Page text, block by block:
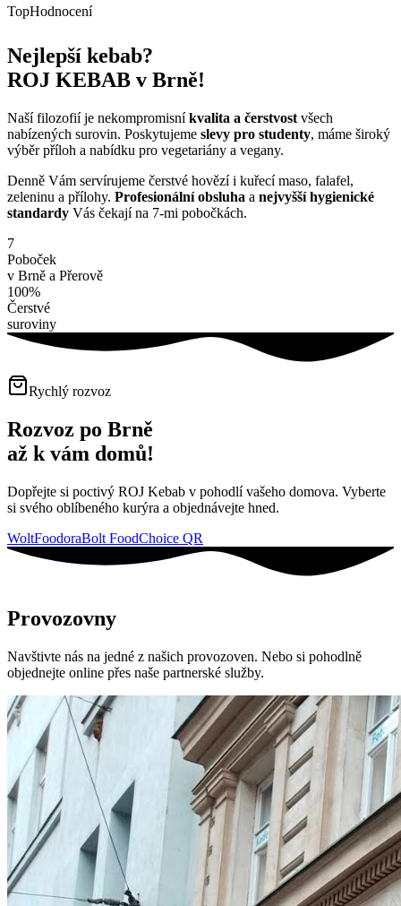
TopHodnocení
Nejlepší kebab?
ROJ KEBAB v Brně!
Naší filozofií je nekompromisníkvalita a čerstvost všech
nabízených surovin. Poskytujeme slevy pro studenty, máme široký
výběr příloh a nabídku pro vegetariány a vegany.
Denně Vám servírujeme čerstvé hovězí i kuřecí maso, falafel,
zeleninu a přílohy. Profesionální obsluha a nejvyšší hygienické
standardy Vás čekají na 7-mi pobočkách.
7
Poboček
v Brně a Přerově
100%
Čerstvé
suroviny
Rychlý rozvoz
Rozvoz po Brně
až k vám domů!
Dopřejte si poctivý ROJ Kebab v pohodlí vašeho domova. Vyberte
si svého oblíbeného kurýra a objednávejte hned.
WoltFoodoraBolt FoodChoice QR
Provozovny
Navštivte nás na jedné z našich provozoven. Nebo si pohodlně
objednejte online přes naše partnerské služby.